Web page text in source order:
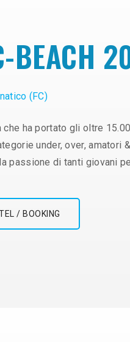
BEACH
(FC)
che ha portato gli oltre
under, over, amatori
passione di tanti giovani
/ BOOKING